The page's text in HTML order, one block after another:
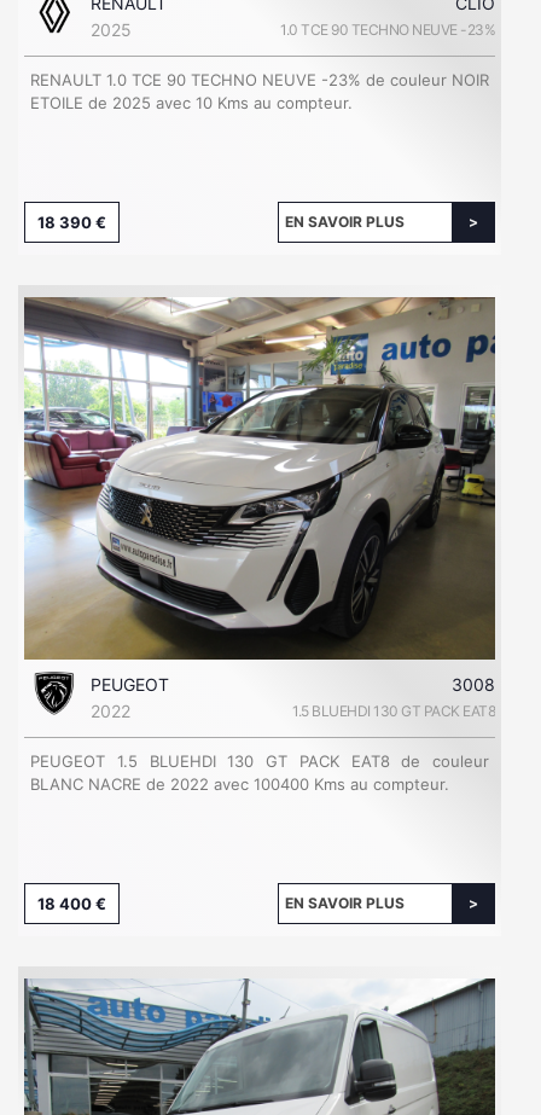
2025
1.0 TCE 90 TECHNO NEUVE -23%
RENAULT 1.0 TCE 90 TECHNO NEUVE -23% de couleur NOIR
ETOILE de 2025 avec 10 Kms au compteur.
18 390 € EN SAVOIR PLUS
PEUGEOT
3008
2022
1.5 BLUEHDI 130 GT PACK EAT8
PEUGEOT 1.5 BLUEHDI 130 GT PACK EAT8 de couleur
BLANC NACRE de 2022 avec 100400 Kms au compteur.
18 400 € EN SAVOIR PLUS